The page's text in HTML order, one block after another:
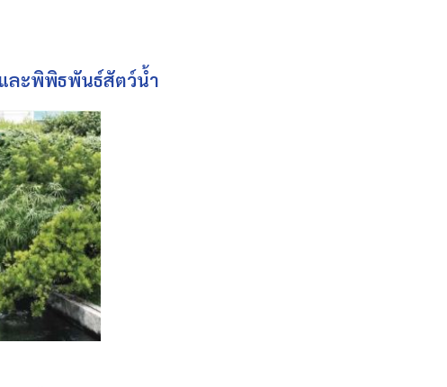
และพิพิธพันธ์สัตว์น้ำ